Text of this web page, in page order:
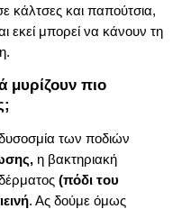
κάλτσες και παπούτσια,
εκεί μπορεί να κάνουν τη
μυρίζουν πιο
των ποδιών
η βακτηριακή
(πόδι του
. Ας δούμε όμως